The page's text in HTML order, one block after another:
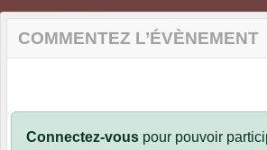
COMMENTEZ L’ÉVÈNEMENT
Connectez-vous pour pouvoir